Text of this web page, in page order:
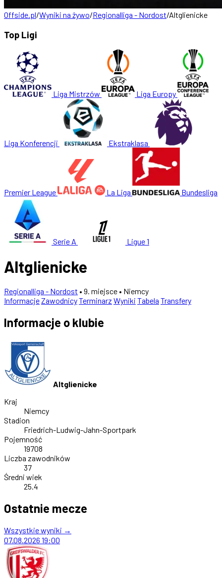
Offside.pl/Wyniki na żywo/Regionalliga - Nordost/Altglienicke
Top Ligi
Liga Mistrzów Liga Europy
Liga Konferencji Ekstraklasa
Premier League La Liga Bundesliga
Serie A Ligue 1
Altglienicke
Regionalliga - Nordost • 9. miejsce • Niemcy
InformacjeZawodnicyTerminarz Wyniki Tabela Transfery
Informacje o klubie
Altglienicke
Kraj
Niemcy
Stadion
Friedrich-Ludwig-Jahn-Sportpark
Pojemność
19708
Liczba zawodników
37
Średni wiek
25.4
Ostatnie mecze
Wszystkie wyniki →
07.08.2026 19:00